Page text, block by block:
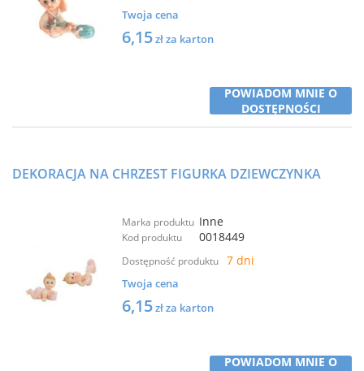
Twoja cena
6,15zł za karton
POWIADOM MNIE O
DOSTĘPNOŚCI
DEKORACJA NA CHRZEST FIGURKA DZIEWCZYNKA
Marka produktu Inne
Kod produktu 0018449
Dostępność produktu 7 dni
Twoja cena
6,15zł za karton
POWIADOM MNIE O